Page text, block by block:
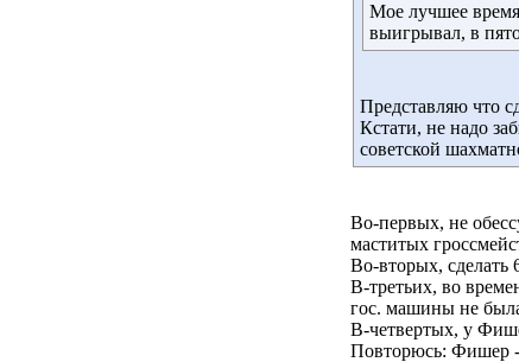
Мое лучшее
выигрывал, в
Представляю что
Кстати, не надо
советской
Во-первых, не
маститых
Во-вторых, сделать
В-третьих, во
гос. машины не
В-четвертых, у
Повторюсь: Фишер -